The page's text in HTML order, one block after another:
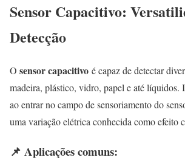
Sensor Capacitivo:
Detecção
O sensor capacitivo é capaz de detectar
madeira, plástico, vidro, papel e até líquidos.
ao entrar no campo de sensoriamento do
uma variação elétrica conhecida como efeito
📌 Aplicações comuns: